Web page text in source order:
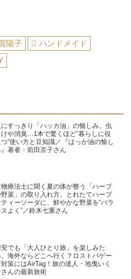
陽子
ハンドメイド
にすっきり「ハッカ油」の愉しみ。虫
けや消臭…1本で驚くほど“暮らしに役
つ”使い方と豆知識／『はっか油の愉し
著者・前田京子さん
物療法士に聞く夏の体が整う「ハーブ
野菜」の取り入れ方。とれたてハーブ
ティーソーダに、鮮やかな野菜を“バラ
スよく”／鈴木七重さん
安でも「大人ひとり旅」を楽しみた
。海外ならどこへ行く？ロストバゲー
対策にはAirTag！旅の達人・地曳いく
さんの最新旅術